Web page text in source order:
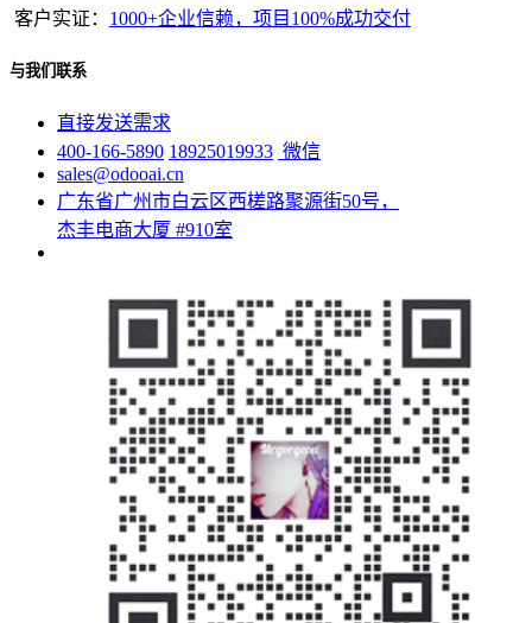
客户实证： 1000+企业信赖，项目100%成功交付
与我们联系
直接发送需求
400-166-5890 18925019933 微信
sales@odooai.cn
广东省广州市白云区西槎路聚源街50号，
杰丰电商大厦 #910室